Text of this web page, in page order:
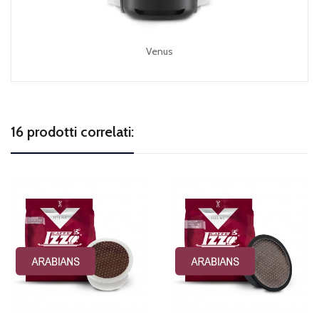
Venus
16 prodotti correlati: